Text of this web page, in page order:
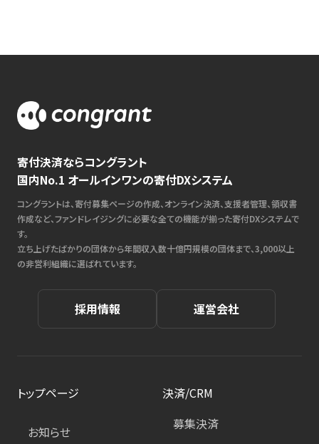
寄付決済ならコングラント
国内No.1 オールインワンの寄付DXシステム
コングラントは、寄付募集ページの作成、オンライン決済、支援者管理、領収書
作成など、ファンドレイジングに必要な全ての機能が揃った寄付DXシステムで
す。
立ち上げたばかりの団体から年間収入数十億円規模の団体まで、3,000以上
の非営利組織に選ばれています。
採用情報 運営会社
トップページ
お知らせ
決済/CRM
募集決済